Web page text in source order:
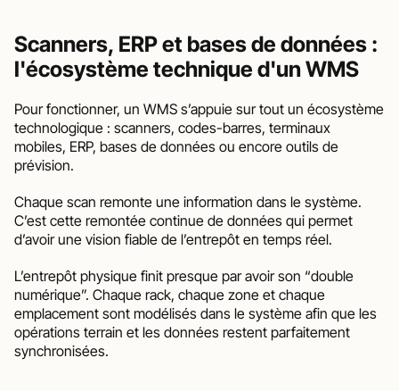
Scanners, ERP et bases de données :
l'écosystème technique d'un WMS
Pour fonctionner, un WMS s’appuie sur tout un écosystème
technologique : scanners, codes-barres, terminaux
mobiles, ERP, bases de données ou encore outils de
prévision.
Chaque scan remonte une information dans le système.
C’est cette remontée continue de données qui permet
d’avoir une vision fiable de l’entrepôt en temps réel.
L’entrepôt physique finit presque par avoir son “double
numérique”. Chaque rack, chaque zone et chaque
emplacement sont modélisés dans le système afin que les
opérations terrain et les données restent parfaitement
synchronisées.